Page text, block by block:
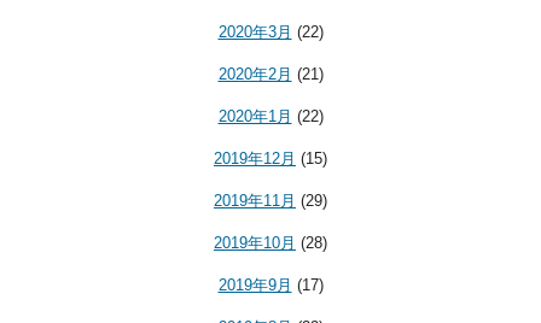
2020年3月 (22)
2020年2月 (21)
2020年1月 (22)
2019年12月 (15)
2019年11月 (29)
2019年10月 (28)
2019年9月 (17)